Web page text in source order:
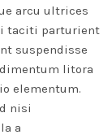
arcu ultrices
taciti parturient
suspendisse
litora
elementum.
nisi
a